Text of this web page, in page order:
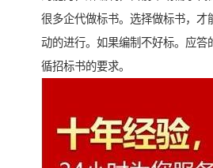
很多企代做标书。选择做标书，才
动的进行。如果编制不好标。应答
循招标书的要求。